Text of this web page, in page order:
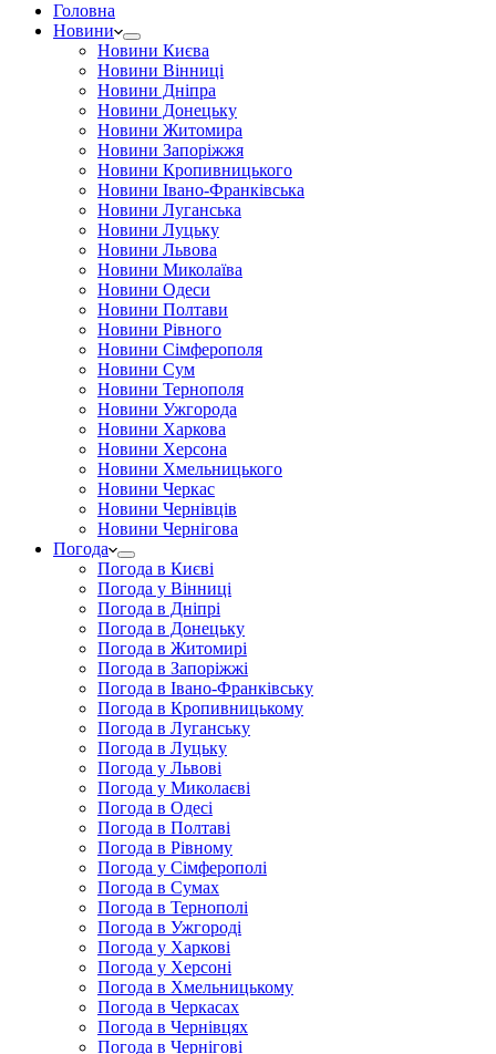
Головна
Новини
Новини Києва
Новини Вінниці
Новини Дніпра
Новини Донецьку
Новини Житомира
Новини Запоріжжя
Новини Кропивницького
Новини Івано-Франківська
Новини Луганська
Новини Луцьку
Новини Львова
Новини Миколаїва
Новини Одеси
Новини Полтави
Новини Рівного
Новини Сімферополя
Новини Сум
Новини Тернополя
Новини Ужгорода
Новини Харкова
Новини Херсона
Новини Хмельницького
Новини Черкас
Новини Чернівців
Новини Чернігова
Погода
Погода в Києві
Погода у Вінниці
Погода в Дніпрі
Погода в Донецьку
Погода в Житомирі
Погода в Запоріжжі
Погода в Івано-Франківську
Погода в Кропивницькому
Погода в Луганську
Погода в Луцьку
Погода у Львові
Погода у Миколаєві
Погода в Одесі
Погода в Полтаві
Погода в Рівному
Погода у Сімферополі
Погода в Сумах
Погода в Тернополі
Погода в Ужгороді
Погода у Харкові
Погода у Херсоні
Погода в Хмельницькому
Погода в Черкасах
Погода в Чернівцях
Погода в Чернігові